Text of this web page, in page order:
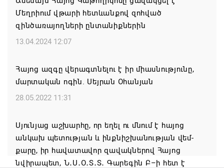
նիստը կանցկացվի դռնփակ
07.08.2026 16:34
ՀՐԱՎԻՐՈՒՄ ԵՆՔ ՄԻԱՍԻՆ ՆՇԵԼՈՒ ՏԱՇՏՈՒՆ
07.08.2026 16:21
Կապան համայնքի ղեկավար Գևորգ Փարսյանի
մեծածավալ աշխատանքներ՝ գյուղական
բնակավայրերում
07.08.2026 16:09
Մեղրիում վթարի հետևանքով զոհված
զինծառայողների ընտանիքներին
13.04.2024 12:07
Հայոց ազգը վերագտնելու է իր միասնությունը,
մարտական ոգին. Սեյրան Օհանյան
28.05.2022 11:31
Սյունյաց աշխարհը, որ եղել ու մնում է հայոց
անկախ պետության և ինքնիշխանության վեմ-
քարը, իր հավատավոր զավակներով Հայոց
նվիրապետ, Ն․Ս․Օ․Տ․Տ․ Գարեգին Բ–ի հետ է